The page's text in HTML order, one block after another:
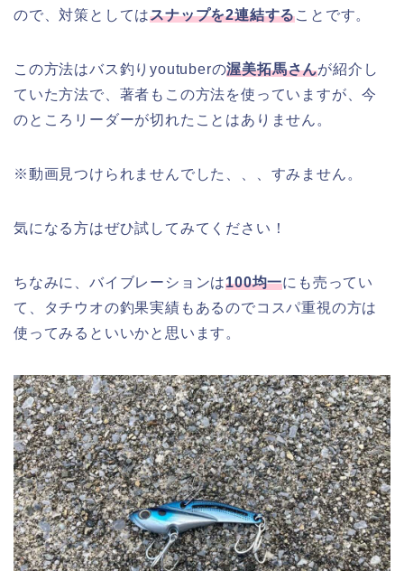
ので、対策としてはスナップを2連結することです。
この方法はバス釣りyoutuberの渥美拓馬さんが紹介し
ていた方法で、著者もこの方法を使っていますが、今
のところリーダーが切れたことはありません。
※動画見つけられませんでした、、、すみません。
気になる方はぜひ試してみてください！
ちなみに、バイブレーションは100均一にも売ってい
て、タチウオの釣果実績もあるのでコスパ重視の方は
使ってみるといいかと思います。